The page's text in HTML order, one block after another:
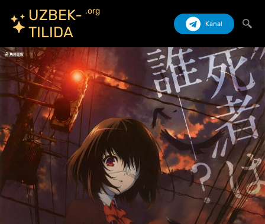
UZBEK-
TILIDA
.org
Kanal
Izlash